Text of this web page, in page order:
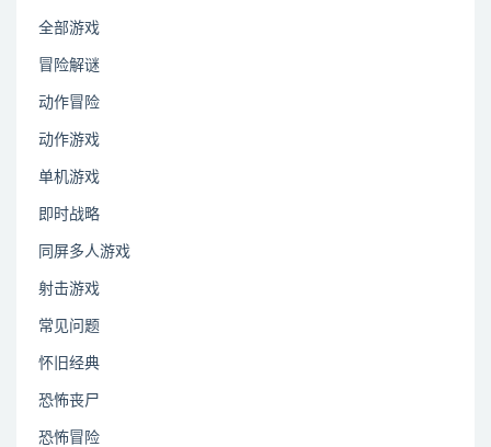
全部游戏
冒险解谜
动作冒险
动作游戏
单机游戏
即时战略
同屏多人游戏
射击游戏
常见问题
怀旧经典
恐怖丧尸
恐怖冒险